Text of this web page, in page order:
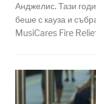
Анджелис. Тази
беше с кауза и
MusiCares Fire